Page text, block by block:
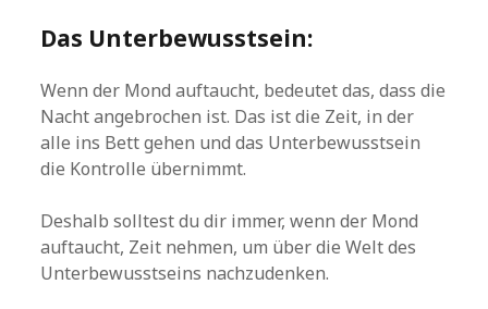
Das Unterbewusstsein:
Wenn der Mond auftaucht, bedeutet das, dass die
Nacht angebrochen ist. Das ist die Zeit, in der
alle ins Bett gehen und das Unterbewusstsein
die Kontrolle übernimmt.
Deshalb solltest du dir immer, wenn der Mond
auftaucht, Zeit nehmen, um über die Welt des
Unterbewusstseins nachzudenken.